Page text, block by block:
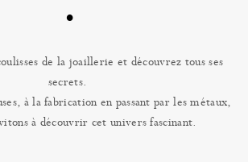
de la joaillerie et découvrez tous ses
secrets.
à la fabrication en passant par les métaux,
à découvrir cet univers fascinant.